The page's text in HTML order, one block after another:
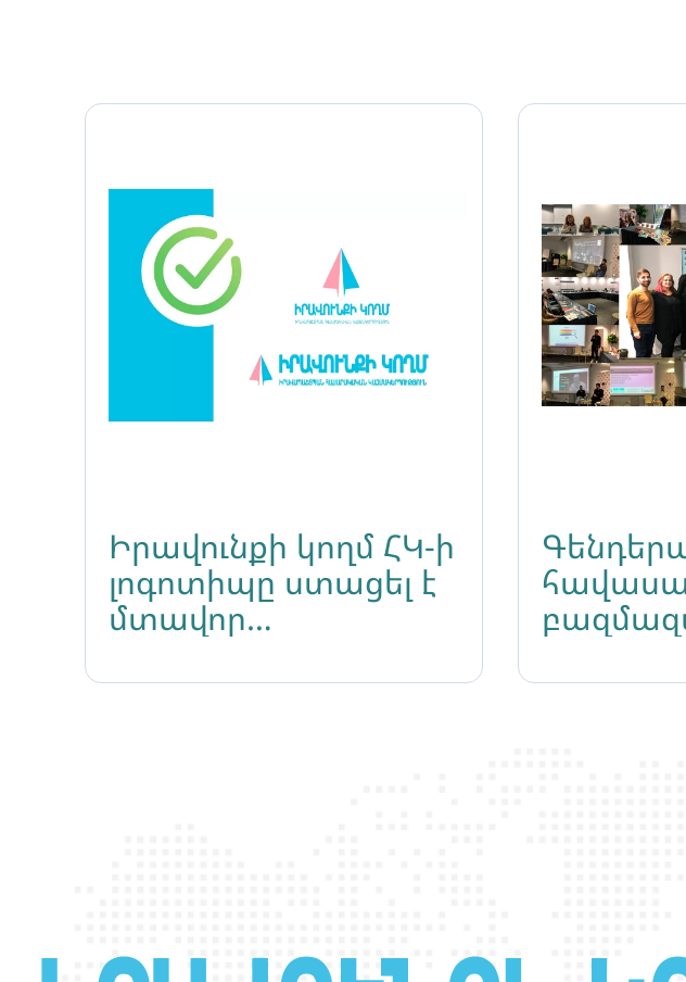
Իրավունքի կողմ ՀԿ-ի
լոգոտիպը ստացել է
մտավոր
կարգավիճակ